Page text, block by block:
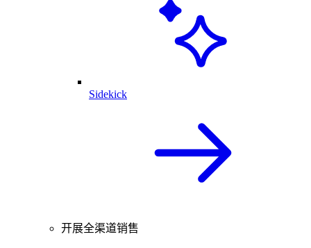
Sidekick
开展全渠道销售